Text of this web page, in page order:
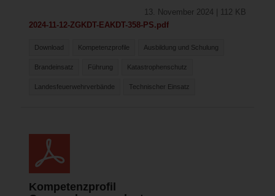
13. November 2024 | 112 KB
2024-11-12-ZGKDT-EAKDT-358-PS.pdf
Download Kompetenzprofile Ausbildung und Schulung
Brandeinsatz Führung Katastrophenschutz
Landesfeuerwehrverbände Technischer Einsatz
Kompetenzprofil